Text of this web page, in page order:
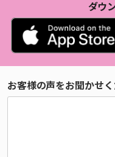
ダウ
お客様の声をお聞かせ